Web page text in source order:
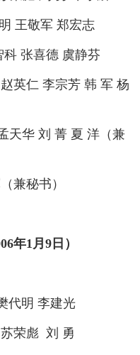
王敬军 郑宏志
张喜德 虞静芬
英仁 李宗芳 韩 军 杨
华 刘 菁 夏 洋（兼
兼秘书）
年1月9日）
代明 李建光
荣彪 刘 勇